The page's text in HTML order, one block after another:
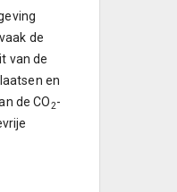
de
van de
en
de CO2-